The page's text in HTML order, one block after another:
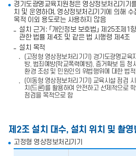
경기도광명교육지원청은 영상정보처리기기
치 및 운영하며, 영상정보처리기기에 의해
목적 이외 용도로는 사용하지 않음
설치 근거: 「개인정보 보호법」 제25조제1
관한 법률 제4조 및 같은 법 시행령 제4조
설치 목적
(고정형 영상정보처리기기) 경기도광명교육
방, 범죄예방(학교폭력예방), 증거확보 등 청
환경 조성 및 민원인의 위법행위에 대한 법
(이동형 영상정보처리기기) 교육시설 점검
치(드론)를 활용하여 안전하고 선제적으로
점검을 목적으로 함
제2조 설치 대수, 설치 위치 및 촬영
고정형 영상정보처리기기